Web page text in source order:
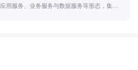
用服务、业务服务与数据服务等形态，集工